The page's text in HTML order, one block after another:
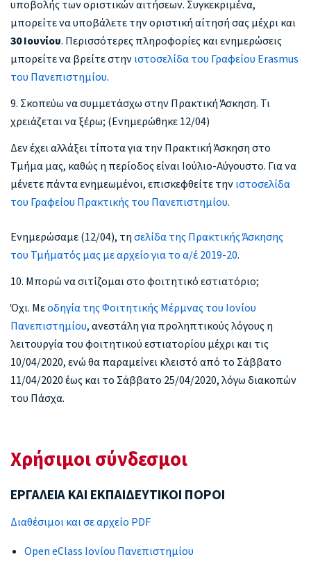
υποβολής των οριστικών αιτήσεων. Συγκεκριμένα,
μπορείτε να υποβάλετε την οριστική αίτησή σας μέχρι και
30 Ιουνίου. Περισσότερες πληροφορίες και ενημερώσεις
μπορείτε να βρείτε στηνιστοσελίδα του Γραφείου Erasmus
του Πανεπιστημίου.
9. Σκοπεύω να συμμετάσχω στην Πρακτική Άσκηση. Τι
χρειάζεται να ξέρω; (Ενημερώθηκε 12/04)
Δεν έχει αλλάξει τίποτα για την Πρακτική Άσκηση στο
Τμήμα μας, καθώς η περίοδος είναι Ιούλιο-Αύγουστο. Για να
μένετε πάντα ενημεωμένοι, επισκεφθείτε τηνιστοσελίδα
του Γραφείου Πρακτικής του Πανεπιστημίου.
Ενημερώσαμε (12/04), τησελίδα της Πρακτικής Άσκησης
του Τμήματός μας με αρχείο για το α/έ 2019-20.
10. Μπορώ να σιτίζομαι στο φοιτητικό εστιατόριο;
Όχι. Μεοδηγία της Φοιτητικής Μέρμνας του Ιονίου
Πανεπιστημίου, ανεστάλη για προληπτικούς λόγους η
λειτουργία του φοιτητικού εστιατορίου μέχρι και τις
10/04/2020, ενώ θα παραμείνει κλειστό από το Σάββατο
11/04/2020 έως και το Σάββατο 25/04/2020, λόγω διακοπών
του Πάσχα.
Χρήσιμοι σύνδεσμοι
ΕΡΓΑΛΕΙΑ ΚΑΙ ΕΚΠΑΙΔΕΥΤΙΚΟΙ ΠΟΡΟΙ
Διαθέσιμοι και σε αρχείο PDF
Open eClass Ιονίου Πανεπιστημίου